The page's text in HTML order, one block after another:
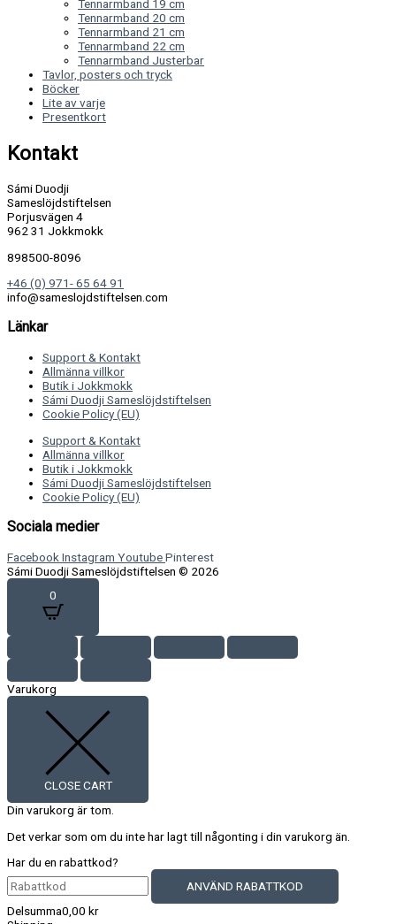
Tennarmband 19 cm
Tennarmband 20 cm
Tennarmband 21 cm
Tennarmband 22 cm
Tennarmband Justerbar
Tavlor, posters och tryck
Böcker
Lite av varje
Presentkort
Kontakt
Sámi Duodji
Sameslöjdstiftelsen
Porjusvägen 4
962 31 Jokkmokk
898500-8096
+46 (0) 971- 65 64 91
info@sameslojdstiftelsen.com
Länkar
Support & Kontakt
Allmänna villkor
Butik i Jokkmokk
Sámi Duodji Sameslöjdstiftelsen
Cookie Policy (EU)
Support & Kontakt
Allmänna villkor
Butik i Jokkmokk
Sámi Duodji Sameslöjdstiftelsen
Cookie Policy (EU)
Sociala medier
Facebook Instagram YoutubePinterest
Sámi Duodji Sameslöjdstiftelsen © 2026
0
Varukorg
CLOSE CART
Din varukorg är tom.
Det verkar som om du inte har lagt till någonting i din varukorg än.
Har du en rabattkod?
ANVÄND RABATTKOD
Delsumma0,00 kr